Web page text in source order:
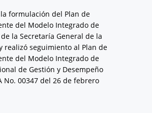
formulación del Plan de
del Modelo Integrado de
la Secretaría General de la
realizó seguimiento al Plan de
del Modelo Integrado de
de Gestión y Desempeño
No. 00347 del 26 de febrero